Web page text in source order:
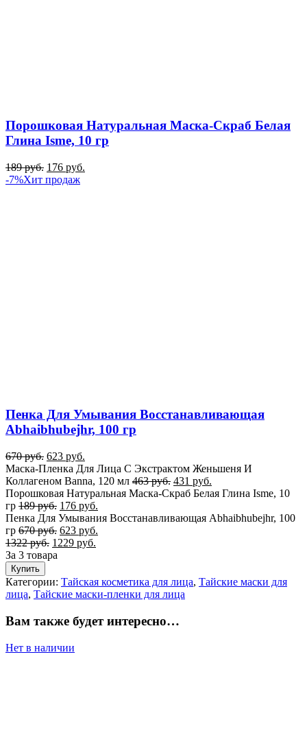
Порошковая Натуральная Маска-Скраб Белая
Глина Isme, 10 гр
189руб. 176 руб.
-7%Хит продаж
Пенка Для Умывания Восстанавливающая
Abhaibhubejhr, 100 гр
670руб. 623 руб.
Маска-Пленка Для Лица С Экстрактом Женьшеня И
Коллагеном Banna, 120 мл 463руб. 431 руб.
Порошковая Натуральная Маска-Скраб Белая Глина Isme, 10
гр 189руб. 176 руб.
Пенка Для Умывания Восстанавливающая Abhaibhubejhr, 100
гр 670руб. 623 руб.
1322руб. 1229 руб.
За 3 товара
Купить
Категории: Тайская косметика для лица, Тайские маски для
лица, Тайские маски-пленки для лица
Вам также будет интересно…
Нет в наличии